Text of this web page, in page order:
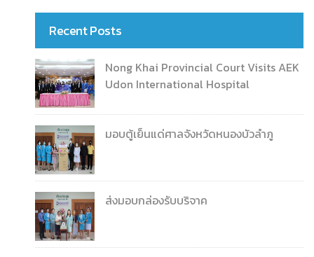
Recent Posts
Nong Khai Provincial Court Visits AEK
Udon International Hospital
มอบตู้เย็นแด่ศาลจังหวัดหนองบัวลำภู
ส่งมอบกล่องรับบริจาค